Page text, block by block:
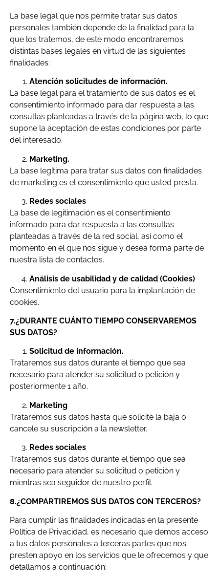
La base legal que nos permite tratar sus datos
personales también depende de la finalidad para la
que los tratemos, de este modo encontraremos
distintas bases legales en virtud de las siguientes
finalidades:
Atención solicitudes de información.
La base legal para el tratamiento de sus datos es el
consentimiento informado para dar respuesta a las
consultas planteadas a través de la página web, lo que
supone la aceptación de estas condiciones por parte
del interesado.
Marketing.
La base legítima para tratar sus datos con finalidades
de marketing es el consentimiento que usted presta.
Redes sociales
La base de legitimación es el consentimiento
informado para dar respuesta a las consultas
planteadas a través de la red social, así como el
momento en el que nos sigue y desea forma parte de
nuestra lista de contactos.
Análisis de usabilidad y de calidad (Cookies)
Consentimiento del usuario para la implantación de
cookies.
7.¿DURANTE CUÁNTO TIEMPO CONSERVAREMOS
SUS DATOS?
Solicitud de información.
Trataremos sus datos durante el tiempo que sea
necesario para atender su solicitud o petición y
posteriormente 1 año.
Marketing
Trataremos sus datos hasta que solicite la baja o
cancele su suscripción a la newsletter.
Redes sociales
Trataremos sus datos durante el tiempo que sea
necesario para atender su solicitud o petición y
mientras sea seguidor de nuestro perfil.
8.¿COMPARTIREMOS SUS DATOS CON TERCEROS?
Para cumplir las finalidades indicadas en la presente
Política de Privacidad, es necesario que demos acceso
a tus datos personales a terceras partes que nos
presten apoyo en los servicios que le ofrecemos y que
detallamos a continuación: